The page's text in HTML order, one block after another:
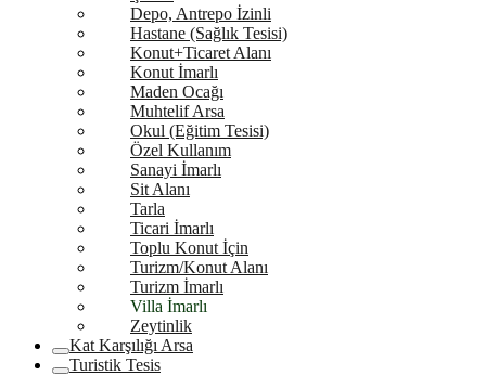
Depo, Antrepo İzinli
Hastane (Sağlık Tesisi)
Konut+Ticaret Alanı
Konut İmarlı
Maden Ocağı
Muhtelif Arsa
Okul (Eğitim Tesisi)
Özel Kullanım
Sanayi İmarlı
Sit Alanı
Tarla
Ticari İmarlı
Toplu Konut İçin
Turizm/Konut Alanı
Turizm İmarlı
Villa İmarlı
Zeytinlik
Kat Karşılığı Arsa
Turistik Tesis